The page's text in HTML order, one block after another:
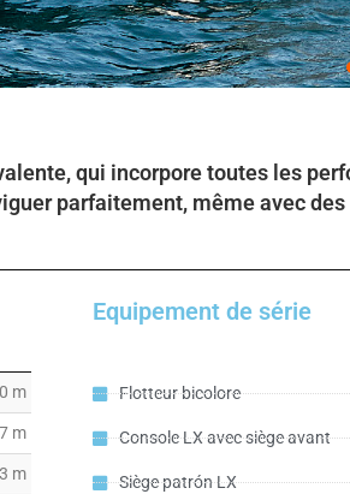
qui incorpore toutes les
parfaitement, même avec
m
m
m
Equipement de série
Flotteur bicolore
Console LX avec siège avant
Siège patrón LX